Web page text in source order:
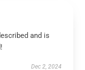
and is
Dec 2, 2024